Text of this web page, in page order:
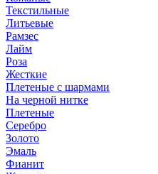
Текстильные
Литьевые
Рамзес
Лайм
Роза
Жесткие
Плетеные с шармами
На черной нитке
Плетеные
Серебро
Золото
Эмаль
Фианит